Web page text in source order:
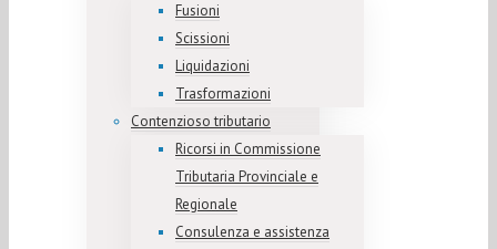
Fusioni
Scissioni
Liquidazioni
Trasformazioni
Contenzioso tributario
Ricorsi in Commissione
Tributaria Provinciale e
Regionale
Consulenza e assistenza